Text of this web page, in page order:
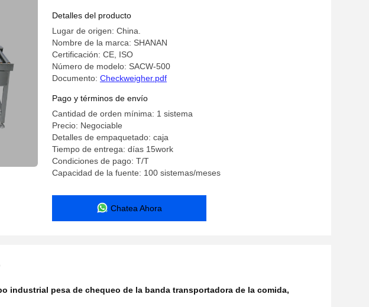
máquina
Detalles del producto
Lugar de origen: China.
Nombre de la marca: SHANAN
Certificación: CE, ISO
Número de modelo: SACW-500
Documento: Checkweigher.pdf
Pago y términos de envío
Cantidad de orden mínima: 1 sistema
Precio: Negociable
Detalles de empaquetado: caja
Tiempo de entrega: días 15work
Condiciones de pago: T/T
Capacidad de la fuente: 100 sistemas/meses
Chatea Ahora
industrial pesa de chequeo de la banda transportadora de la comida,